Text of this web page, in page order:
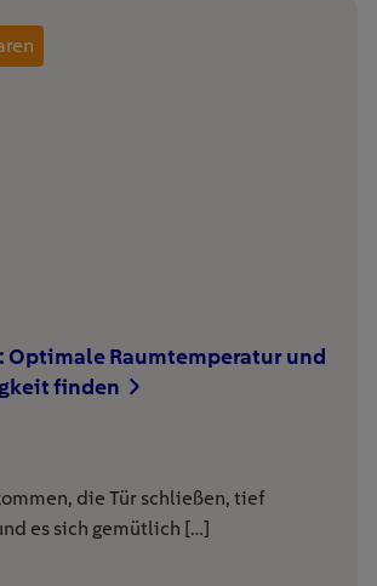
Optimale Raumtemperatur und
finden
die Tür schließen, tief
es sich gemütlich […]